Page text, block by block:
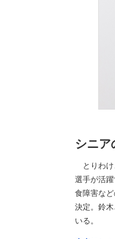
シニア
とりわけ
選手が活
食障害な
決定。鈴
いる。